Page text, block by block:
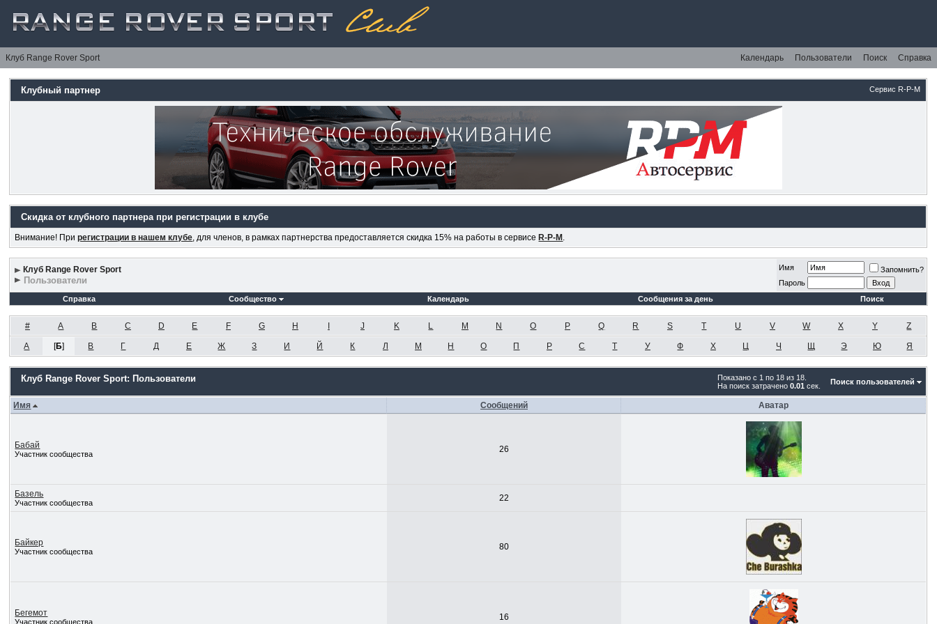
Клуб Range Rover Sport Календарь Пользователи Поиск Справка
Сервис R-P-M
Клубный партнер
Скидка от клубного партнера при регистрации в клубе
Внимание! Прирегистрации в нашем клубе, для членов, в рамках партнерства предоставляется скидка 15% на работы в сервисе R-P-M .
Клуб Range Rover Sport
Пользователи
Имя
Запомнить?
Пароль
Справка
Сообщество Календарь Сообщения за день Поиск
# A B C D E F G H J K L M N O P Q R S T U V W X Y Z
А [Б] В Г Д Е Ж З И Й К Л М Н О П Р С Т У Ф Х Ц Ч Щ Э Ю Я
Показано с 1 по 18 из 18.
На поиск затрачено0.01 сек.
Клуб Range Rover Sport: Пользователи Поиск пользователей
Имя Сообщений Аватар
Бабай
Участник сообщества 26
Базель
Участник сообщества 22
Байкер
Участник сообщества 80
Бегемот
Участник сообщества 16